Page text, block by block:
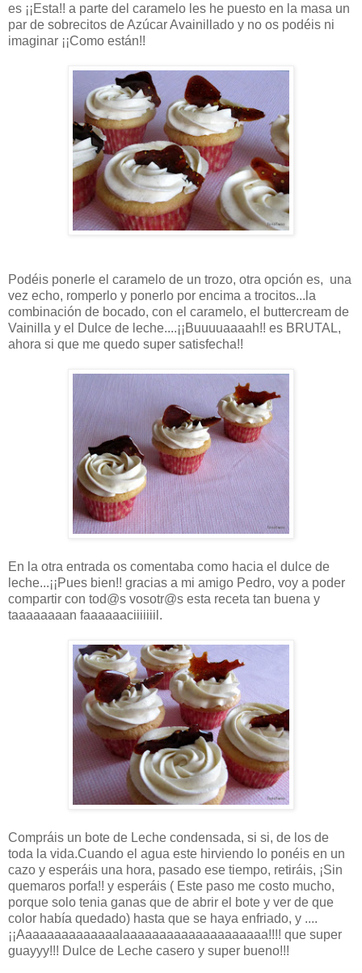
es ¡¡Esta!! a parte del caramelo les he puesto en la masa un
par de sobrecitos de Azúcar Avainillado y no os podéis ni
imaginar ¡¡Como están!!
Podéis ponerle el caramelo de un trozo, otra opción es, una
vez echo, romperlo y ponerlo por encima a trocitos...la
combinación de bocado, con el caramelo, el buttercream de
Vainilla y el Dulce de leche....¡¡Buuuuaaaah!! es BRUTAL,
ahora si que me quedo super satisfecha!!
En la otra entrada os comentaba como hacia el dulce de
leche...¡¡Pues bien!! gracias a mi amigo Pedro, voy a poder
compartir con tod@s vosotr@s esta receta tan buena y
taaaaaaaan faaaaaaciiiiiiil.
Compráis un bote de Leche condensada, si si, de los de
toda la vida.Cuando el agua este hirviendo lo ponéis en un
cazo y esperáis una hora, pasado ese tiempo, retiráis, ¡Sin
quemaros porfa!! y esperáis ( Este paso me costo mucho,
porque solo tenia ganas que de abrir el bote y ver de que
color había quedado) hasta que se haya enfriado, y ....
¡¡Aaaaaaaaaaaaaalaaaaaaaaaaaaaaaaaaaa!!!! que super
guayyy!!! Dulce de Leche casero y super bueno!!!